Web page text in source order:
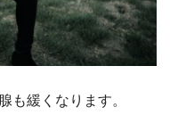
も緩くなります。